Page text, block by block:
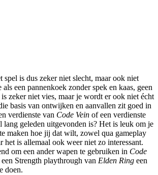
spel is dus zeker niet slecht, maar ook niet
een pannenkoek zonder spek en kaas, geen
zeker niet vies, maar je wordt er ook niet écht
basis van ontwijken en aanvallen zit goed in
verdienste van Code Vein of een verdienste
lang geleden uitgevonden is? Het is leuk om je
maken hoe jij dat wilt, zowel qua gameplay
het is allemaal ook weer niet zo interessant.
om een ander wapen te gebruiken in Code
Strength playthrough van Elden Ring een
doen.